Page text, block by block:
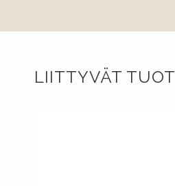
LIITTYVÄT